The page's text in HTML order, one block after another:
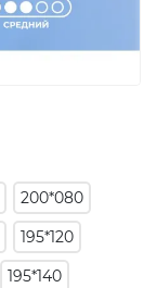
200*080
195*120
195*140